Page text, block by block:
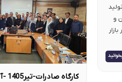
و
کارگاه صادرات-تیر1405 -آلبوم تصویری